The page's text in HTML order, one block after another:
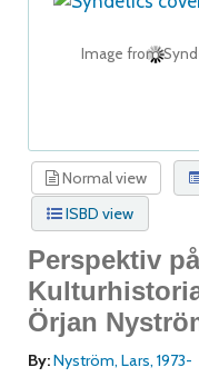
Image from
Normal view
ISBD view
Perspektiv
Örjan
By:Nyström, Lars, 1973-